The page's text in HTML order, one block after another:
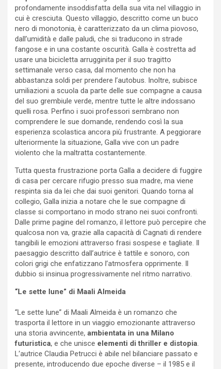
profondamente insoddisfatta della sua vita nel villaggio in
cui è cresciuta. Questo villaggio, descritto come un buco
nero di monotonia, è caratterizzato da un clima piovoso,
dall’umidità e dalle paludi, che si traducono in strade
fangose e in una costante oscurità. Galla è costretta ad
usare una bicicletta arrugginita per il suo tragitto
settimanale verso casa, dal momento che non ha
abbastanza soldi per prendere l’autobus. Inoltre, subisce
umiliazioni a scuola da parte delle sue compagne a causa
del suo grembiule verde, mentre tutte le altre indossano
quelli rosa. Perfino i suoi professori sembrano non
comprendere le sue domande, rendendo così la sua
esperienza scolastica ancora più frustrante. A peggiorare
ulteriormente la situazione, Galla vive con un padre
violento che la maltratta costantemente.
Tutta questa frustrazione porta Galla a decidere di fuggire
di casa per cercare rifugio presso sua madre, ma viene
respinta sia da lei che dai suoi genitori. Quando torna al
collegio, Galla inizia a notare che le sue compagne di
classe si comportano in modo strano nei suoi confronti.
Dalle prime pagine del romanzo, il lettore può percepire che
qualcosa non va, grazie alla capacità di Cagnati di rendere
tangibili le emozioni attraverso frasi sospese e tagliate. Il
paesaggio descritto dall’autrice è tattile e sonoro, con
colori grigi che enfatizzano l’atmosfera opprimente. Il
dubbio si insinua progressivamente nel ritmo narrativo.
“Le sette lune” di Maali Almeida
“Le sette lune” di Maali Almeida è un romanzo che
trasporta il lettore in un viaggio emozionante attraverso
una storia avvincente, ambientata in una Milano
futuristica, e che unisce elementi di thriller e distopia.
L’autrice Claudia Petrucci è abile nel bilanciare passato e
presente, introducendo due epoche diverse – il 1985 e il